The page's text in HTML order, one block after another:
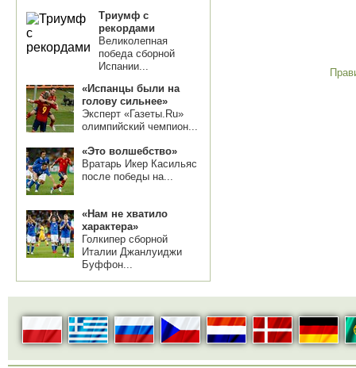
Триумф с
рекордами
Великолепная
победа сборной
Испании...
«Испанцы были на
голову сильнее»
Эксперт «Газеты.Ru»
олимпийский чемпион...
«Это волшебство»
Вратарь Икер Касильяс
после победы на...
«Нам не хватило
характера»
Голкипер сборной
Италии Джанлуиджи
Буффон...